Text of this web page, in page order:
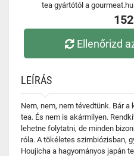
tea gyártótól a
Ellenőrizd
LEÍRÁS
Nem, nem, nem tévedtünk. Bár
tea. És nem is akármilyen.
lehetne folytatni, de minden
róla. A tökéletes szimbiózisban,
Houjicha a hagyományos japán